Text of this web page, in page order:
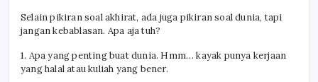
Selain pikiran soal akhirat, ada juga pikiran soal dunia, tapi
jangan kebablasan. Apa aja tuh?
1. Apa yang penting buat dunia. Hmm… kayak punya kerjaan
yang halal atau kuliah yang bener.